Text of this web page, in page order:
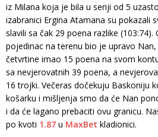
iz Milana koja je bila u seriji od 5
izabranici Ergina Atamana su pokazali
slavili sa čak 29 poena razlike (103:74).
pojedinac na terenu bio je upravo
četvrtine imao 15 poena na svom
sa nevjerovatnih 39 poena, a
16 trojki. Večeras dočekuju Baskoniju
košarku i mišljenja smo da će Nan
i da će lagano prebaciti ovu granicu.
po kvoti 1.87 u MaxBet kladionici.